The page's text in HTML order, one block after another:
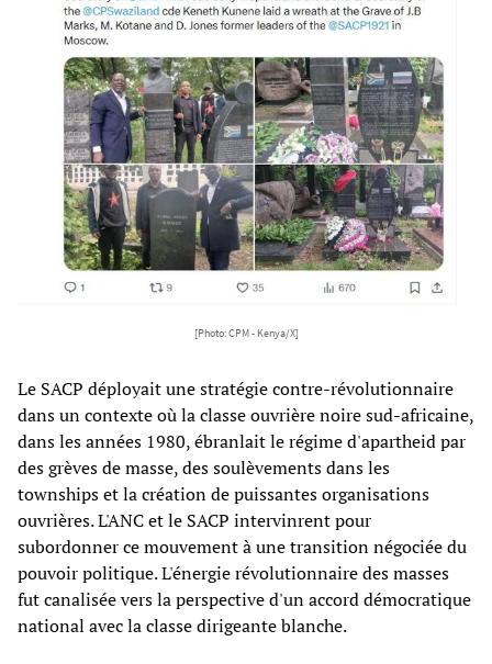
[Photo: CPM - Kenya/X]
Le SACP déployait une stratégie contre-révolutionnaire
dans un contexte où la classe ouvrière noire sud-africaine,
dans les années 1980, ébranlait le régime d'apartheid par
des grèves de masse, des soulèvements dans les
townships et la création de puissantes organisations
ouvrières. L'ANC et le SACP intervinrent pour
subordonner ce mouvement à une transition négociée du
pouvoir politique. L'énergie révolutionnaire des masses
fut canalisée vers la perspective d'un accord démocratique
national avec la classe dirigeante blanche.